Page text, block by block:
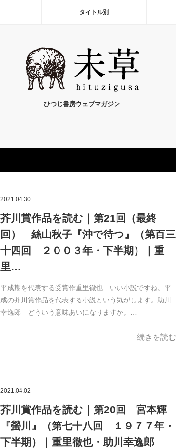
タイトル別
ひつじ書房ウェブマガジン
2021.04.30
芥川賞作品を読む｜第21回（最終
回） 絲山秋子『沖で待つ』（第百三
十四回 ２００３年・下半期）｜重
里…
平成期を代表する受賞作重里徹也 いい小説ですね。平
成の芥川賞作品を代表する小説という気がします。助川
幸逸郎 どういう意味あいになりますか。…
続きを読む
2021.04.02
芥川賞作品を読む｜第20回 宮本輝
『螢川』（第七十八回 １９７７年・
下半期）｜重里徹也・助川幸逸郎